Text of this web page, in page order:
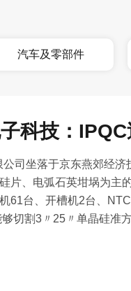
汽车及零部件
科技：IPQC
司坐落于京东燕郊经济
片、电弧石英坩埚为主
61台、开槽机2台、
切割3〃25〃单晶硅准